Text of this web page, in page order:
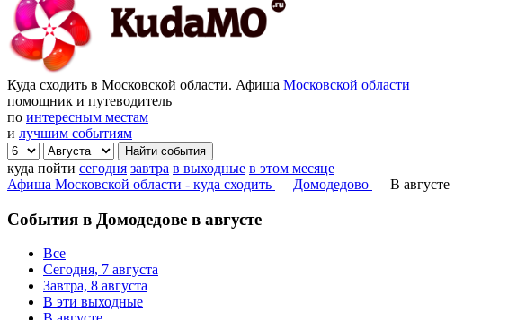
Куда сходить в Московской области. Афиша Московской области
помощник и путеводитель
по интересным местам
и лучшим событиям
куда пойти сегодня завтра в выходные в этом месяце
Афиша Московской области - куда сходить — Домодедово — В августе
События в Домодедове в августе
Все
Сегодня, 7 августа
Завтра, 8 августа
В эти выходные